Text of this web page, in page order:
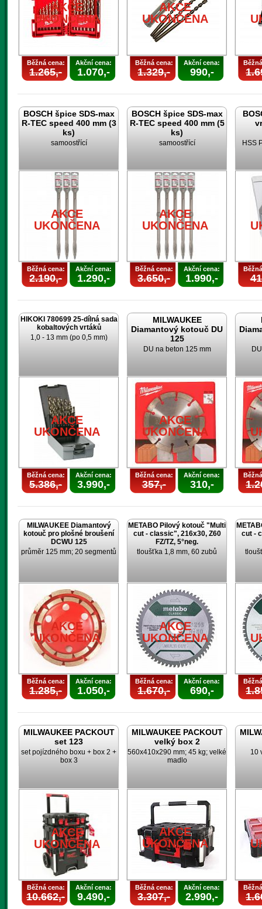
AKCE
UKONČENA
Běžná cena:
1.265,-
Akční cena:
1.070,-
AKCE
UKONČENA
Běžná cena:
1.329,-
Akční cena:
990,-
BOSCH špice SDS-max
R-TEC speed 400 mm (3
ks)
samoostřící
AKCE
UKONČENA
Běžná cena:
2.190,-
Akční cena:
1.290,-
BOSCH špice SDS-max
R-TEC speed 400 mm (5
ks)
samoostřící
AKCE
UKONČENA
Běžná cena:
3.650,-
Akční cena:
1.990,-
HSS
HIKOKI 780699 25-dílná sada
kobaltových vrtáků
1,0 - 13 mm (po 0,5 mm)
AKCE
UKONČENA
Běžná cena:
5.386,-
Akční cena:
3.990,-
MILWAUKEE
Diamantový kotouč DU
125
DU na beton 125 mm
AKCE
UKONČENA
Běžná cena:
357,-
Akční cena:
310,-
MILWAUKEE Diamantový
kotouč pro plošné broušení
DCWU 125
průměr 125 mm; 20 segmentů
AKCE
UKONČENA
Běžná cena:
1.285,-
Akční cena:
1.050,-
METABO Pilový kotouč "Multi
cut - classic", 216x30, Z60
FZ/TZ, 5°neg.
tloušťka 1,8 mm, 60 zubů
AKCE
UKONČENA
Běžná cena:
1.670,-
Akční cena:
690,-
cut -
MILWAUKEE PACKOUT
set 123
set pojízdného boxu + box 2 +
box 3
AKCE
UKONČENA
Běžná cena:
10.662,-
Akční cena:
9.490,-
MILWAUKEE PACKOUT
velký box 2
560x410x290 mm; 45 kg; velké
madlo
AKCE
UKONČENA
Běžná cena:
3.307,-
Akční cena:
2.990,-
10